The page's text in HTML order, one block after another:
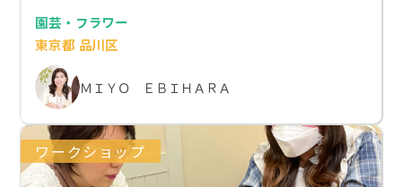
園芸・フラワー
東京都 品川区
ＭＩＹＯ ＥＢＩＨＡＲＡ
ワークショップ